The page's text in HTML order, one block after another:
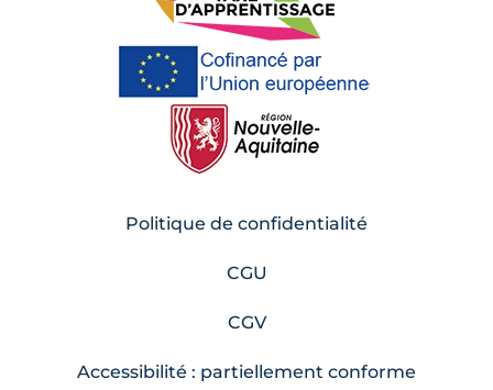
Politique de confidentialité
CGU
CGV
Accessibilité : partiellement conforme